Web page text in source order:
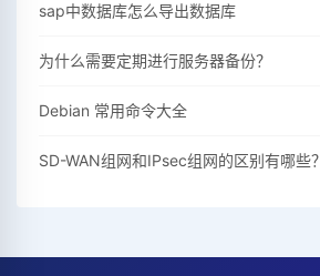
sap中数据库怎么导出数据库
为什么需要定期进行服务器备份？
Debian 常用命令大全
SD-WAN组网和IPsec组网的区别有哪些？